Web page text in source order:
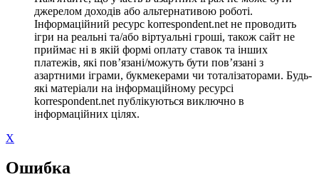
джерелом доходів або альтернативою роботі.
Інформаційний ресурс korrespondent.net не проводить
ігри на реальні та/або віртуальні гроші, також сайт не
приймає ні в якій формі оплату ставок та інших
платежів, які пов’язані/можуть бути пов’язані з
азартними іграми, букмекерами чи тоталізаторами. Будь-
які матеріали на інформаційному ресурсі
korrespondent.net публікуються виключно в
інформаційних цілях.
X
Ошибка